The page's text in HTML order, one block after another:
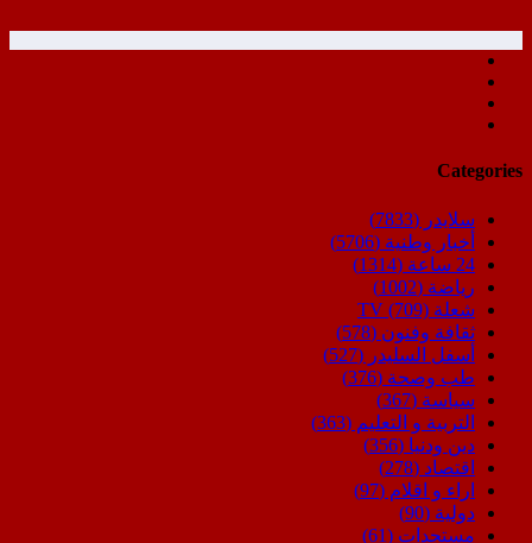
Categories
سلايدر (7833)
أخبار وطنية (5706)
24 ساعة
(1314)
رياضة (1002)
شعلة TV (709)
ثقافة وفنون (578)
أسفل السليدر (527)
طب وصحة (376)
سياسة (367)
التربية و التعليم (363)
دين ودنيا (356)
اقتصاد (278)
اراء و اقلام (97)
دولية (90)
مستجدات (61)